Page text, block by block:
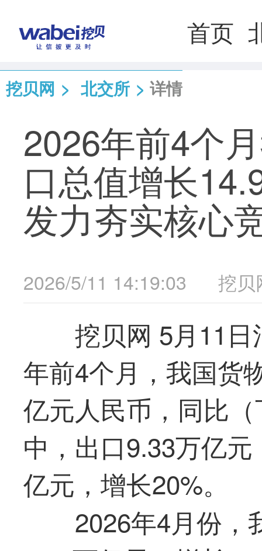
首页
挖贝网 > 北交所 > 详情
2026年前4个
口总值增长
发力夯实核心
2026/5/11 14:19:03 挖贝
挖贝网 5月11
年前4个月，我国货
亿元人民币，同比
中，出口9.33万亿
亿元，增长20%。
2026年4月份，